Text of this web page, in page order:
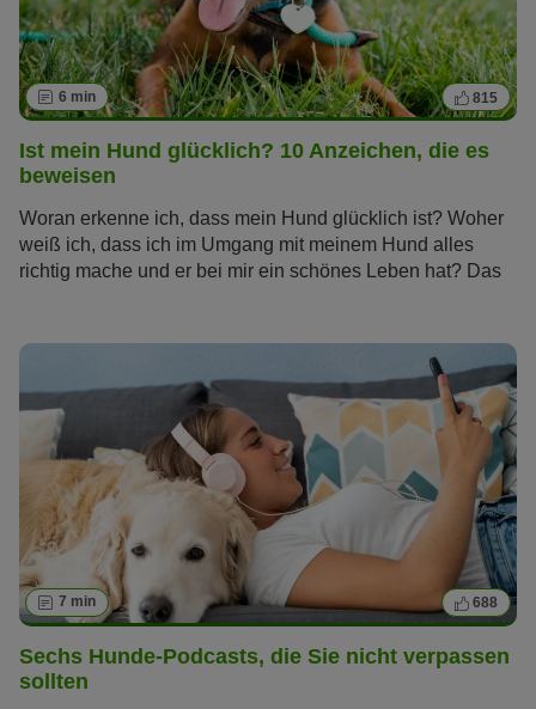
6 min 815
Ist mein Hund glücklich? 10 Anzeichen, die es
beweisen
Woran erkenne ich, dass mein Hund glücklich ist? Woher
weiß ich, dass ich im Umgang mit meinem Hund alles
richtig mache und er bei mir ein schönes Leben hat? Das
ist.
7 min 688
Sechs Hunde-Podcasts, die Sie nicht verpassen
sollten